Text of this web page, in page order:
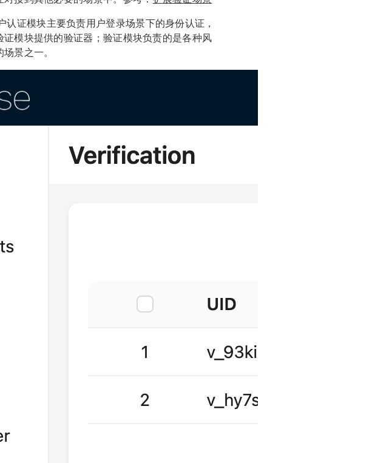
认证模块主要负责用户登录场景下的身份认证，
模块提供的验证器；验证模块负责的是各种风
景之一。